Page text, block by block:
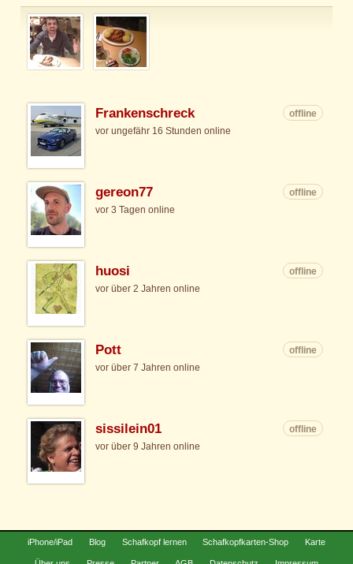
Frankenschreck
offline
vor ungefähr 16 Stunden online
gereon77
offline
vor 3 Tagen online
huosi
offline
vor über 2 Jahren online
Pott
offline
vor über 7 Jahren online
sissilein01
offline
vor über 9 Jahren online
iPhone/iPad Blog Schafkopf lernen Schafkopfkarten-Shop Karte